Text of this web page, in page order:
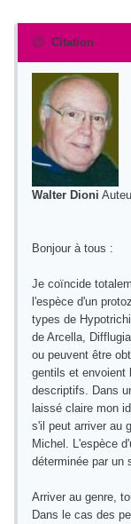
Citation
Walter Dioni
Bonjour à tous :
Je coïncide
l'espèce d'un
types de
de Arcella,
ou peuvent être
gentils et envoient
descriptifs. Dans
laissé claire mon
s'il peut arriver au
Michel. L'espèce
déterminée par un
Arriver au genre,
Dans le cas des